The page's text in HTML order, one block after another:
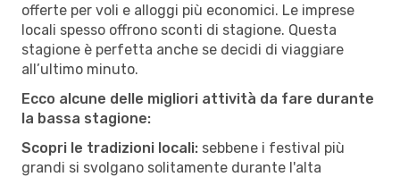
offerte per voli e alloggi più economici. Le imprese
locali spesso offrono sconti di stagione. Questa
stagione è perfetta anche se decidi di viaggiare
all’ultimo minuto.
Ecco alcune delle migliori attività da fare durante
la bassa stagione:
Scopri le tradizioni locali: sebbene i festival più
grandi si svolgano solitamente durante l'alta